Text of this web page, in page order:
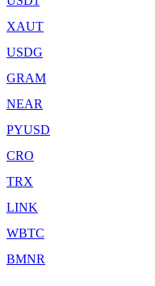
XAUT
USDG
GRAM
NEAR
PYUSD
CRO
TRX
LINK
WBTC
BMNR